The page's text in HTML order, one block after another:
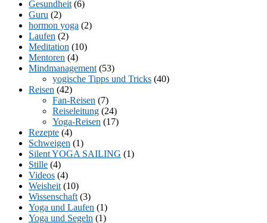
Gesundheit(6)
Guru (2)
hormon yoga (2)
Laufen (2)
Meditation (10)
Mentoren (4)
Mindmanagement(53)
yogische Tipps und Tricks (40)
Reisen (42)
Fan-Reisen (7)
Reiseleitung (24)
Yoga-Reisen (17)
Rezepte (4)
Schweigen (1)
Silent YOGA SAILING (1)
Stille (4)
Videos (4)
Weisheit(10)
Wissenschaft(3)
Yoga und Laufen (1)
Yoga und Segeln (1)